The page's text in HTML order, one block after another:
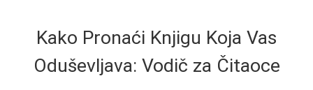
Kako Pronaći Knjigu Koja Vas
Oduševljava: Vodič za Čitaoce